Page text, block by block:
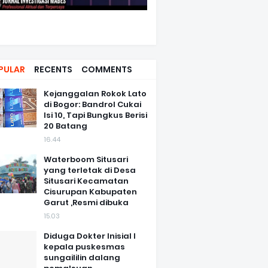
RECENTS COMMENTS
Kejanggalan Rokok Lato
di Bogor: Bandrol Cukai
Isi 10, Tapi Bungkus Berisi
20 Batang
16.44
Waterboom Situsari
yang terletak di Desa
Situsari Kecamatan
Cisurupan Kabupaten
Garut ,Resmi dibuka
15.03
Diduga Dokter Inisial I
kepala puskesmas
sungaililin dalang